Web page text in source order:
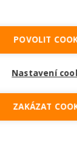
POVOLIT
Nastavení
ZAKÁZAT